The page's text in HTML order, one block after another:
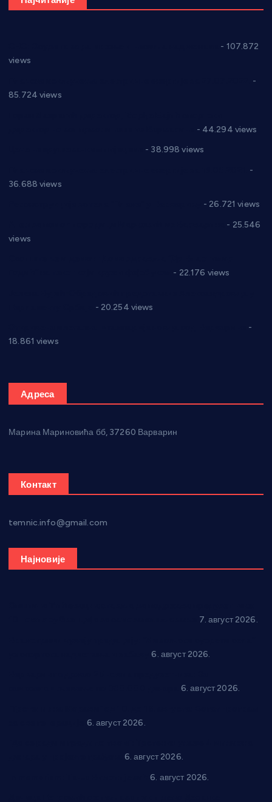
- 107.872
views
-
85.724 views
- 44.294 views
- 38.998 views
-
36.688 views
- 26.721 views
- 25.546
views
- 22.176 views
- 20.254 views
-
18.861 views
Адреса
Марина Мариновића бб, 37260 Варварин
Контакт
temnic.info@gmail.com
Најновије
7. август 2026.
6. август 2026.
6. август 2026.
6. август 2026.
6. август 2026.
6. август 2026.